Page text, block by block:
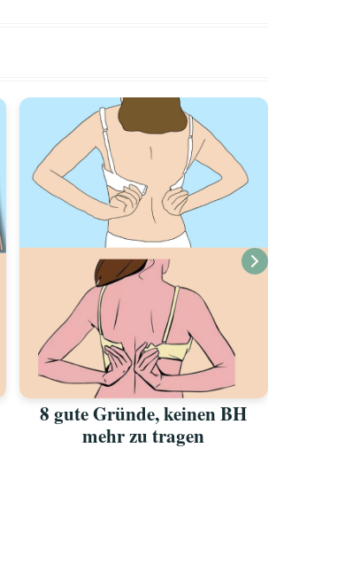
8 gute Gründe, keinen BH
mehr zu tragen